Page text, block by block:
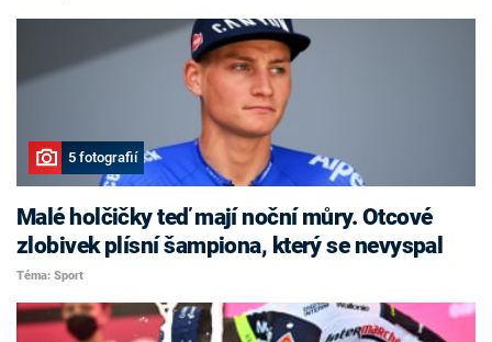
5 fotografií
Malé holčičky teď mají noční můry. Otcové
zlobivek plísní šampiona, který se nevyspal
Téma: Sport